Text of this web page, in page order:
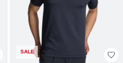
SALE